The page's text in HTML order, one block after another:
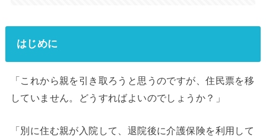
はじめに
「これから親を引き取ろうと思うのですが、住民票を移
していません。どうすればよいのでしょうか？」
「別に住む親が入院して、退院後に介護保険を利用して